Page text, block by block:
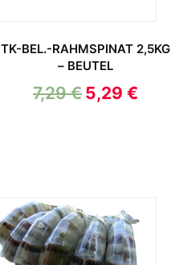
TK-BEL.-RAHMSPINAT 2,5KG
– BEUTEL
7,29€ 5,29 €